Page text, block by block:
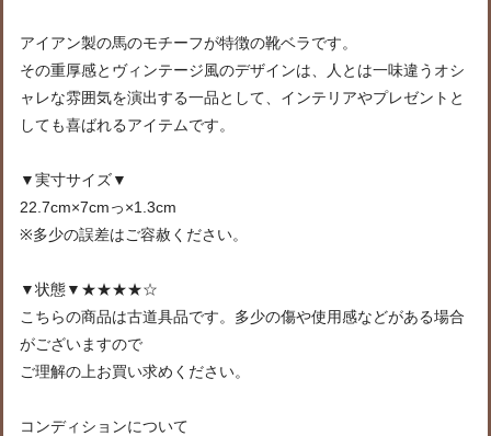
アイアン製の馬のモチーフが特徴の靴ベラです。
その重厚感とヴィンテージ風のデザインは、人とは一味違うオシ
ャレな雰囲気を演出する一品として、インテリアやプレゼントと
しても喜ばれるアイテムです。
▼実寸サイズ▼
22.7cm×7cmっ×1.3cm
※多少の誤差はご容赦ください。
▼状態▼★★★★☆
こちらの商品は古道具品です。多少の傷や使用感などがある場合
がございますので
ご理解の上お買い求めください。
コンディションについて